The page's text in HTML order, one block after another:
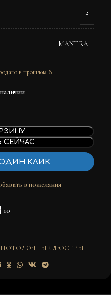
2
MANTRA
в прошлом 8
СЕЙЧАС
КЛИК
в пожелания
10
ПОТОЛОЧНЫЕ ЛЮСТРЫ